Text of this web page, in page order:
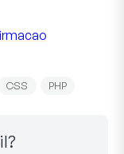
CSS PHP